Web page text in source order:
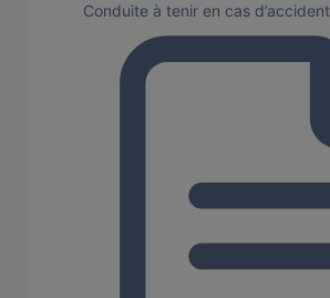
Conduite à tenir en cas d’accident